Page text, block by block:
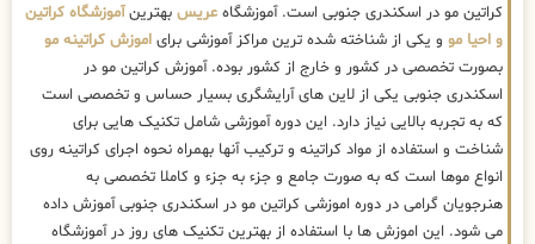
کراتین مو در اسکندری جنوبی است. آموزشگاه عریس بهترینآموزشگاه کراتین
و احیا مو و یکی از شناخته شده ترین مراکز آموزشی برای اموزش کراتینه مو
بصورت تخصصی در کشور و خارج از کشور بوده. آموزش کراتین مو در
اسکندری جنوبی یکی از لاین های آرایشگری بسیار حساس و تخصصی است
که به تجربه بالایی نیاز دارد. این دوره آموزشی شامل تکنیک هایی برای
شناخت و استفاده از مواد کراتینه و ترکیب آنها بهمراه نحوه اجرای کراتینه روی
انواع موها است که به صورت جامع و جزء به جزء و کاملا تخصصی به
هنرجویان گرامی در دوره اموزشی کراتین مو در اسکندری جنوبی آموزش داده
می شود. این اموزش ها با استفاده از بهترین تکنیک های روز در آموزشگاه